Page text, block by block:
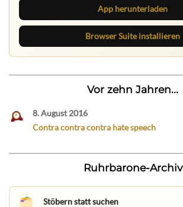
App herunterladen
Browser Suite installieren
Vor zehn Jahren...
8. August 2016
Contra contra contra hate speech
Ruhrbarone-Archiv
Stöbern statt suchen